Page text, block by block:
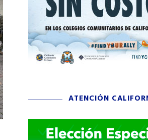
ATENCIÓN